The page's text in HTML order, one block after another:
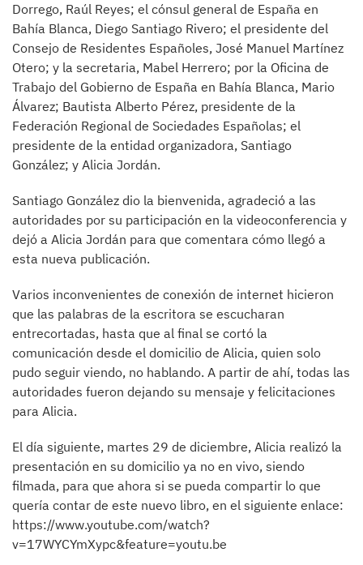
Dorrego, Raúl Reyes; el cónsul general de España en
Bahía Blanca, Diego Santiago Rivero; el presidente del
Consejo de Residentes Españoles, José Manuel Martínez
Otero; y la secretaria, Mabel Herrero; por la Oficina de
Trabajo del Gobierno de España en Bahía Blanca, Mario
Álvarez; Bautista Alberto Pérez, presidente de la
Federación Regional de Sociedades Españolas; el
presidente de la entidad organizadora, Santiago
González; y Alicia Jordán.
Santiago González dio la bienvenida, agradeció a las
autoridades por su participación en la videoconferencia y
dejó a Alicia Jordán para que comentara cómo llegó a
esta nueva publicación.
Varios inconvenientes de conexión de internet hicieron
que las palabras de la escritora se escucharan
entrecortadas, hasta que al final se cortó la
comunicación desde el domicilio de Alicia, quien solo
pudo seguir viendo, no hablando. A partir de ahí, todas las
autoridades fueron dejando su mensaje y felicitaciones
para Alicia.
El día siguiente, martes 29 de diciembre, Alicia realizó la
presentación en su domicilio ya no en vivo, siendo
filmada, para que ahora si se pueda compartir lo que
quería contar de este nuevo libro, en el siguiente enlace:
https://www.youtube.com/watch?
v=17WYCYmXypc&feature=youtu.be